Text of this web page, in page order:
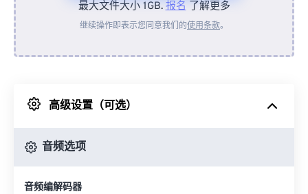
从设备
来自 Google Drive
最大文件大小 1GB.报名了解更多
继续操作即表示您同意我们的使用条款。
高级设置（可选）
音频选项
音频编解码器